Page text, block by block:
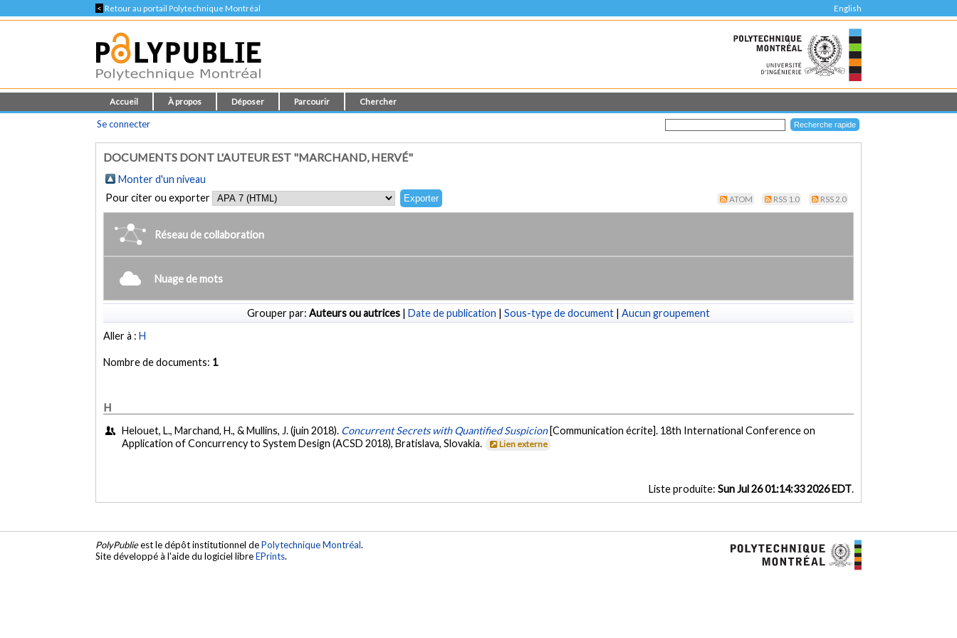
< Retour au portail Polytechnique Montréal English
Accueil À propos Déposer Parcourir Chercher
Se connecter
DOCUMENTS DONT L'AUTEUR EST "MARCHAND, HERVÉ"
Monter d'un niveau
Pour citer ou exporter
ATOM RSS 1.0 RSS 2.0
Réseau de collaboration
Nuage de mots
Grouper par: Auteurs ou autrices | Date de publication | Sous-type de document | Aucun groupement
Aller à :H
Nombre de documents: 1
H
Helouet, L., Marchand, H., & Mullins, J. (juin 2018). Concurrent Secrets with Quantified Suspicion [Communication écrite]. 18th International Conference on
Application of Concurrency to System Design (ACSD 2018), Bratislava, Slovakia.
Lien externe
Liste produite: Sun Jul 26 01:14:33 2026 EDT.
PolyPublieest le dépôt institutionnel dePolytechnique Montréal.
Site développé à l'aide du logiciel libreEPrints.